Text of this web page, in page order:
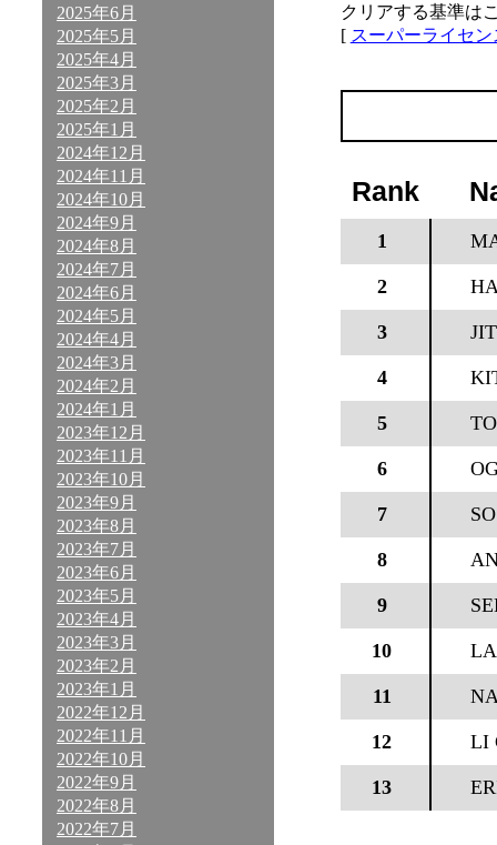
2025年6月
2025年5月
2025年4月
2025年3月
2025年2月
2025年1月
2024年12月
2024年11月
2024年10月
2024年9月
2024年8月
2024年7月
2024年6月
2024年5月
2024年4月
2024年3月
2024年2月
2024年1月
2023年12月
2023年11月
2023年10月
2023年9月
2023年8月
2023年7月
2023年6月
2023年5月
2023年4月
2023年3月
2023年2月
2023年1月
2022年12月
2022年11月
2022年10月
2022年9月
2022年8月
2022年7月
クリアする基準は
[ スーパーライセ
Rank
1
2
3
4
5
6
7
8
9
10
11
12 LI
13